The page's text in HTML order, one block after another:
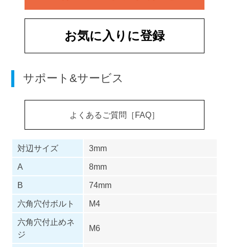
お気に入りに登録
サポート&サービス
よくあるご質問［FAQ］
対辺サイズ
3mm
A
8mm
B
74mm
六角穴付ボルト
M4
六角穴付止めネ
ジ
M6